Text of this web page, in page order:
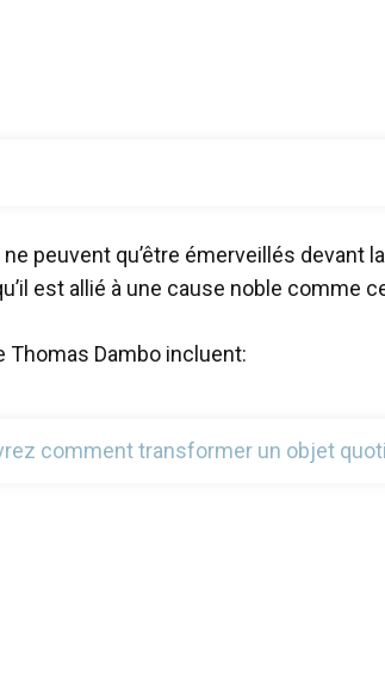
peuvent qu’être émerveillés
est allié à une cause noble comme
Dambo incluent:
comment transformer un objet